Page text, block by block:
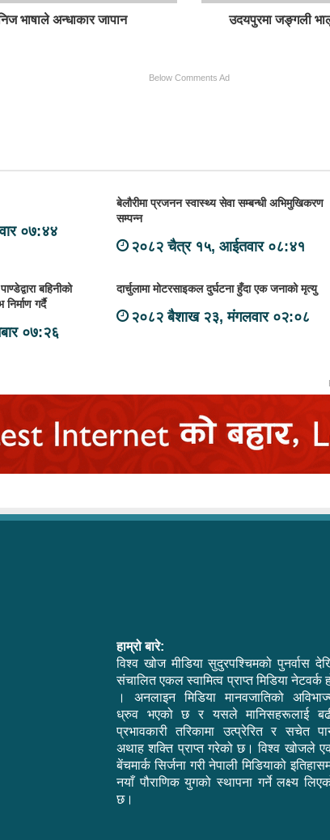
भाषाले अन्धाकार जापान उदयपुरमा जङ्गली
Below Comments Ad
०७:४४
बेलौरीमा प्रजनन स्वास्थ्य सेवा सम्बन्धी अभिमुखिकरण
सम्पन्न
२०८२ चैत्र १५, आईतवार ०८:४१
बहिनीको
गर्दै
०७:२६
दार्चुलामा मोटरसाइकल दुर्घटना हुँदा एक जनाको मृत्यु
२०८२ बैशाख २३, मंगलवार ०२:०८
हाम्रो बारे:
विश्व खोज मीडिया सुदुरपश्चिमको पुनर्वास
संचालित एकल स्वामित्व प्राप्त मिडिया नेटवर्क
। अनलाइन मिडिया मानवजातिको
ध्रुव भएको छ र यसले मानिसहरूलाई
प्रभावकारी तरिकामा उत्प्रेरित र सचेत
अथाह शक्ति प्राप्त गरेको छ। विश्व खोजले
बेंचमार्क सिर्जना गरी नेपाली मिडियाको
नयाँ पौराणिक युगको स्थापना गर्ने लक्ष्य
छ।